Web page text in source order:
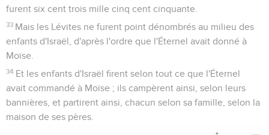
furent six cent trois mille cinq cent cinquante.
33 Mais les Lévites ne furent point dénombrés au milieu des
enfants d'Israël, d'après l'ordre que l'Éternel avait donné à
Moïse.
34 Et les enfants d'Israël firent selon tout ce que l'Éternel
avait commandé à Moïse ; ils campèrent ainsi, selon leurs
bannières, et partirent ainsi, chacun selon sa famille, selon la
maison de ses pères.